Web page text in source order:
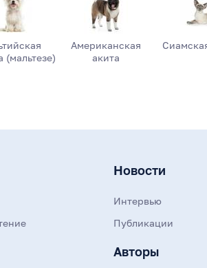
(мальтезе)
Американская
акита
Новости
Интервью
Публикации
Авторы